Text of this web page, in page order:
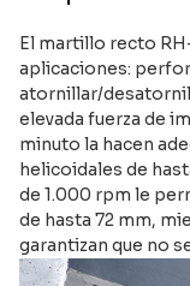
El martillo recto
aplicaciones:
atornillar/
elevada fuerza de
minuto la hacen
helicoidales de
de 1.000 rpm le
de hasta 72 mm,
garantizan que no